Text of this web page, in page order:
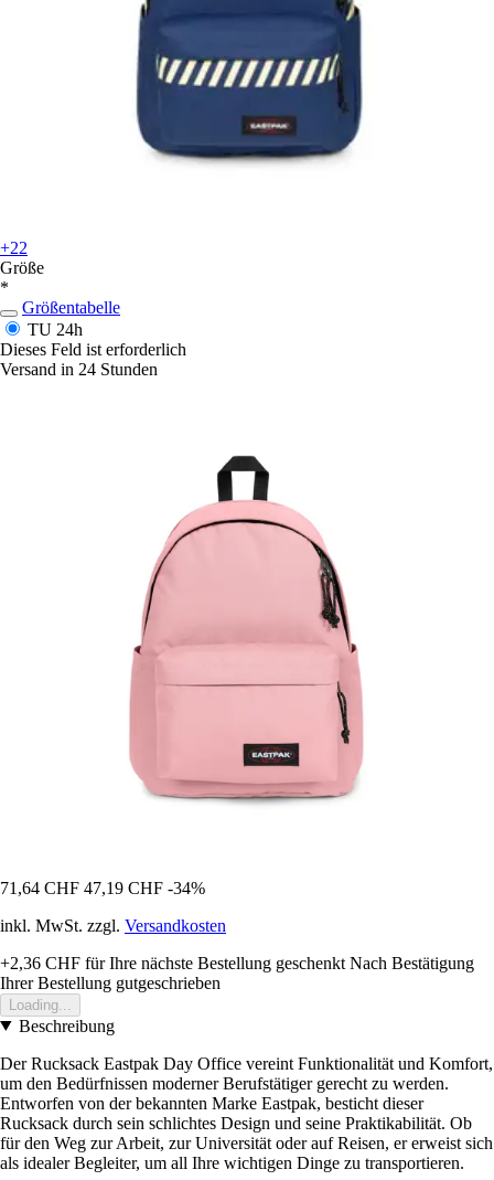
+22
Größe
*
Größentabelle
TU 24h
Dieses Feld ist erforderlich
Versand in 24 Stunden
71,64 CHF 47,19 CHF -34%
inkl. MwSt. zzgl. Versandkosten
+2,36 CHF für Ihre nächste Bestellung geschenkt Nach Bestätigung
Ihrer Bestellung gutgeschrieben
Loading...
Beschreibung
Der Rucksack Eastpak Day Office vereint Funktionalität und Komfort,
um den Bedürfnissen moderner Berufstätiger gerecht zu werden.
Entworfen von der bekannten Marke Eastpak, besticht dieser
Rucksack durch sein schlichtes Design und seine Praktikabilität. Ob
für den Weg zur Arbeit, zur Universität oder auf Reisen, er erweist sich
als idealer Begleiter, um all Ihre wichtigen Dinge zu transportieren.